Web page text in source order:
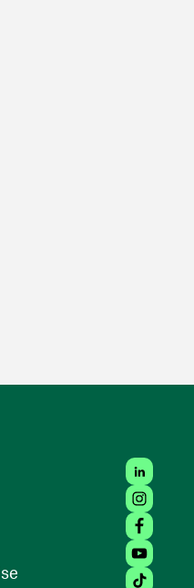
fenêtre)
fenêtre)
(ouvre une nouvelle
Tiktok